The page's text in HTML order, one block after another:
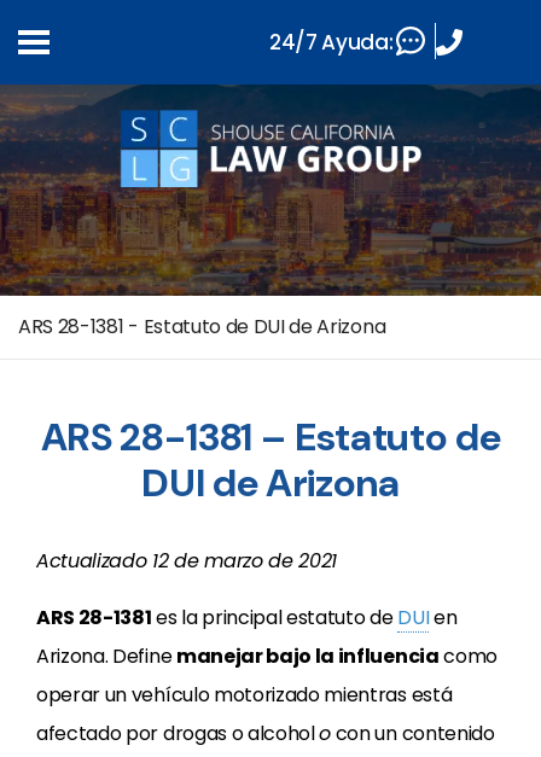
ARS 28-1381 - Estatuto de DUI de Arizona
ARS 28-1381 – Estatuto de
DUI de Arizona
Actualizado 12 de marzo de 2021
ARS 28-1381es la principal estatuto deDUIen
Arizona. Definemanejar bajo la influenciacomo
operar un vehículo motorizado mientras está
afectado por drogas o alcoholocon un contenido
24/7 Ayuda: